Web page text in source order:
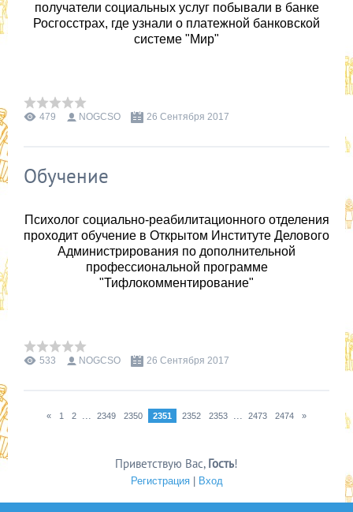
получатели социальных услуг побывали в банке
Росгосстрах, где узнали о платежной банковской
системе "Мир"
479 NOGCSO 26 Сентября 2017
Обучение
Психолог социально-реабилитационного отделения
проходит обучение в Открытом Институте Делового
Администрирования по дополнительной
профессиональной программе
"Тифлокомментирование"
533 NOGCSO 26 Сентября 2017
« 1 2 ... 2349 2350 2351 2352 2353 ... 2473 2474 »
Приветствую Вас, Гость!
Регистрация| Вход